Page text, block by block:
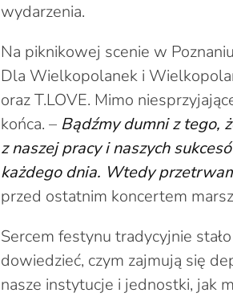
wydarzenia.
Na piknikowej scenie w
Dla Wielkopolanek i
oraz T.LOVE. Mimo
końca. – Bądźmy dumni z tego,
z naszej pracy i naszych
każdego dnia. Wtedy
przed ostatnim koncertem
Sercem festynu tradycyjnie
dowiedzieć, czym zajmują się
nasze instytucje i jednostki, jak